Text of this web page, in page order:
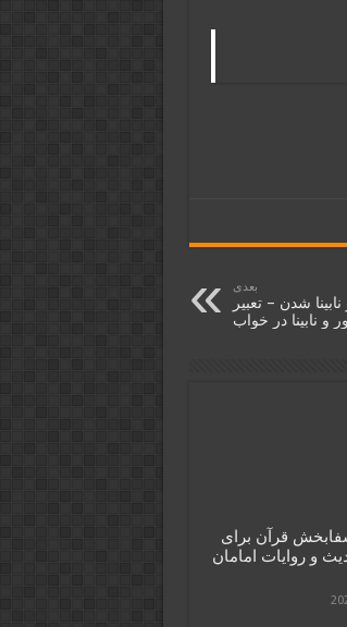
بعدی
شدن – تعبیر
و نابینا در خواب
قرآن برای
و روایات امامان